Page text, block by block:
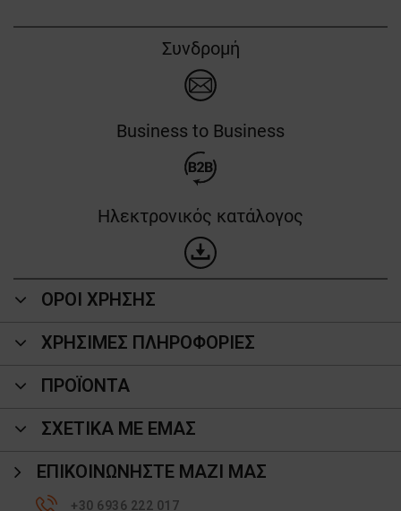
Συνδρομή
Business to Business
Ηλεκτρονικός κατάλογος
ΟΡΟΙ ΧΡΗΣΗΣ
ΧΡΗΣΙΜΕΣ ΠΛΗΡΟΦΟΡΙΕΣ
ΠΡΟΪΌΝΤΑ
ΣΧΕΤΙΚΑ ΜΕ ΕΜΑΣ
ΕΠΙΚΟΙΝΩΝΉΣΤΕ ΜΑΖΊ ΜΑΣ
+30 6936 222 017